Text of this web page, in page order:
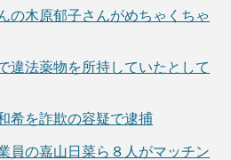
の木原郁子さんがめちゃくちゃ
違法薬物を所持していたとして
希を詐欺の容疑で逮捕
員の嘉山日菜ら８人がマッチン